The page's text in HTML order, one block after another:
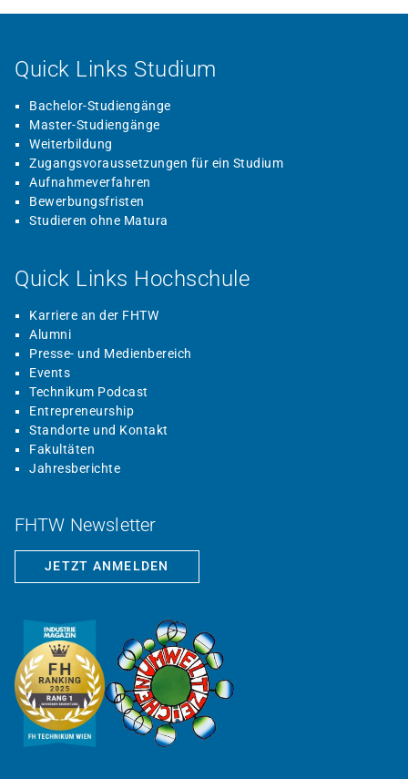
Quick Links Studium
Bachelor-Studiengänge
Master-Studiengänge
Weiterbildung
Zugangsvoraussetzungen für ein Studium
Aufnahmeverfahren
Bewerbungsfristen
Studieren ohne Matura
Quick Links Hochschule
Karriere an der FHTW
Alumni
Presse- und Medienbereich
Events
Technikum Podcast
Entrepreneurship
Standorte und Kontakt
Fakultäten
Jahresberichte
FHTW Newsletter
JETZT ANMELDEN